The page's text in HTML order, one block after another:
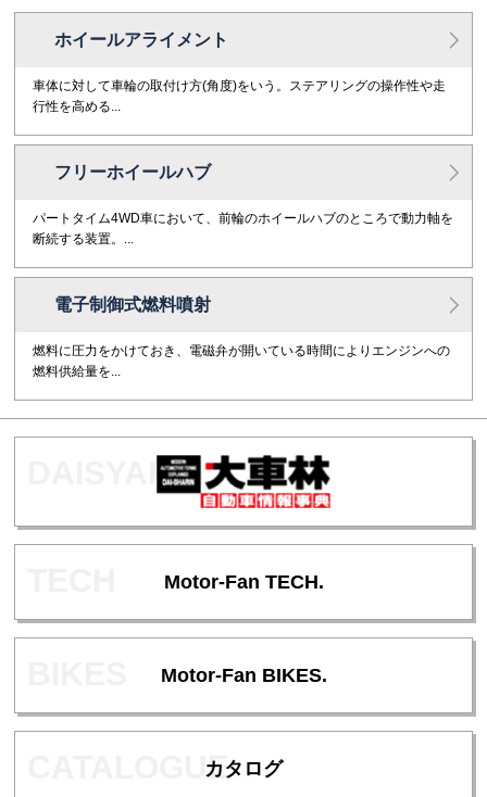
ホイールアライメント
車体に対して車輪の取付け方(角度)をいう。ステアリングの操作性や走
行性を高める...
フリーホイールハブ
パートタイム4WD車において、前輪のホイールハブのところで動力軸を
断続する装置。...
電子制御式燃料噴射
燃料に圧力をかけておき、電磁弁が開いている時間によりエンジンへの
燃料供給量を...
Motor-Fan TECH.
Motor-Fan BIKES.
カタログ